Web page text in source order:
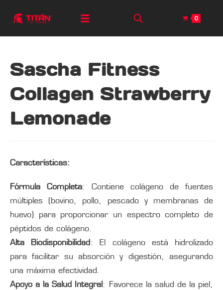
0
Sascha Fitness
Collagen Strawberry
Lemonade
Características:
Fórmula Completa: Contiene colágeno de fuentes
múltiples (bovino, pollo, pescado y membranas de
huevo) para proporcionar un espectro completo de
péptidos de colágeno.
Alta Biodisponibilidad: El colágeno está hidrolizado
para facilitar su absorción y digestión, asegurando
una máxima efectividad.
Apoyo a la Salud Integral : Favorece la salud de la piel,